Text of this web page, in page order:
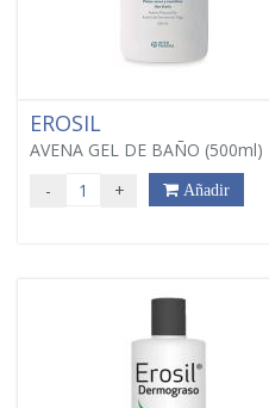
EROSIL
AVENA GEL DE BAÑO (500ml)
- + Añadir